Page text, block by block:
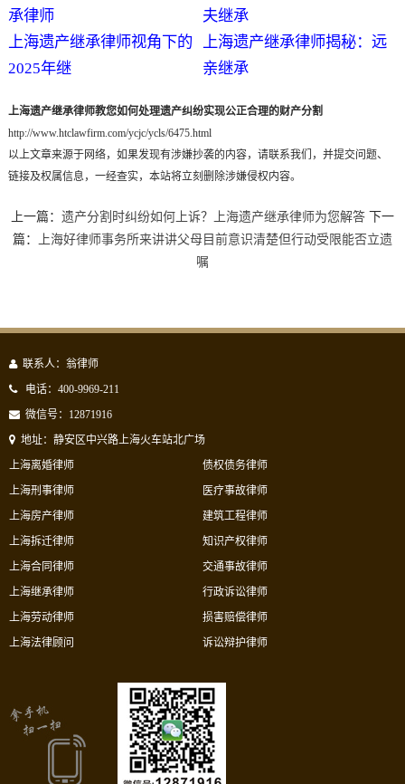
承律师
夫继承
上海遗产继承律师视角下的
2025年继
上海遗产继承律师揭秘：远
亲继承
上海遗产继承律师教您如何处理遗产纠纷实现公正合理的财产分割
http://www.htclawfirm.com/ycjc/ycls/6475.html
以上文章来源于网络，如果发现有涉嫌抄袭的内容，请联系我们，并提交问题、
链接及权属信息，一经查实，本站将立刻删除涉嫌侵权内容。
上一篇： 遗产分割时纠纷如何上诉？上海遗产继承律师为您解答下一
篇：
上海好律师事务所来讲讲父母目前意识清楚但行动受限能否立遗
嘱
联系人：翁律师
电话：400-9969-211
微信号：12871916
地址：静安区中兴路上海火车站北广场
上海离婚律师
上海刑事律师
上海房产律师
上海拆迁律师
债权债务律师
医疗事故律师
建筑工程律师
知识产权律师
上海合同律师
上海继承律师
上海劳动律师
上海法律顾问
交通事故律师
行政诉讼律师
损害赔偿律师
诉讼辩护律师